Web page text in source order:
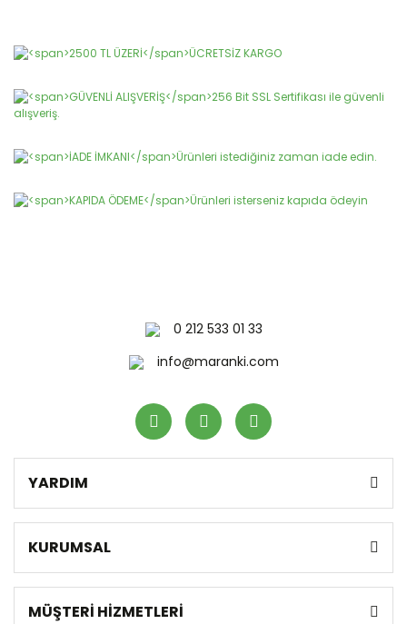
0 212 533 01 33
info@maranki.com
YARDIM
KURUMSAL
MÜŞTERİ HİZMETLERİ